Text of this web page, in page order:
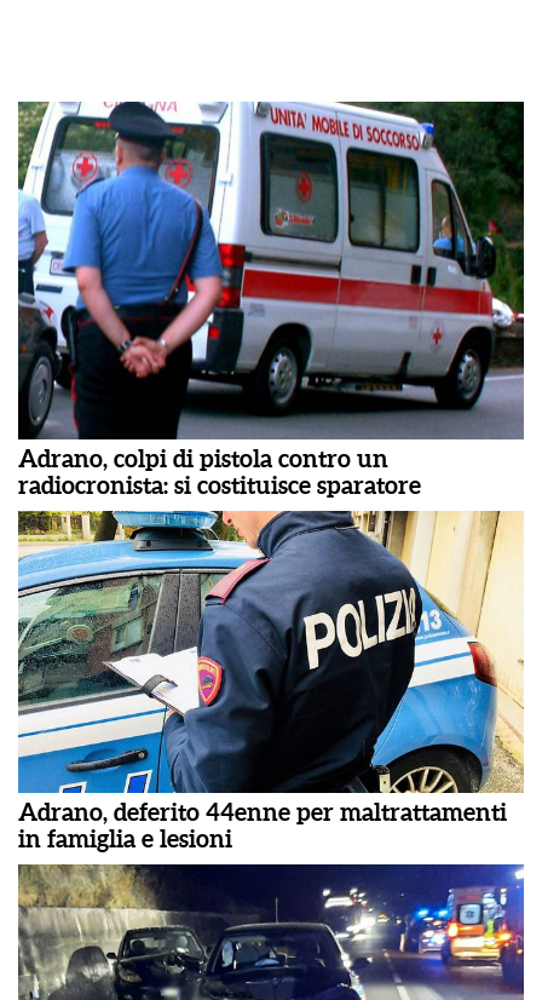
Adrano, colpi di pistola contro un
radiocronista: si costituisce sparatore
Adrano, deferito 44enne per maltrattamenti
in famiglia e lesioni